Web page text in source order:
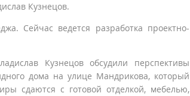
Кузнецов.
Сейчас ведется разработка проектно-
Кузнецов обсудили перспективы
дома на улице Мандрикова, который
сдаются с готовой отделкой, мебелью,